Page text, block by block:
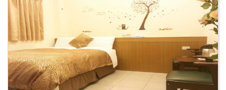
顧
客
滿
意
度
的舒適空間，
而整個環境所散發的溫馨氛圍，更是讓您有著如同在家的自
在心情，
不論您是情侶、學生團體或家族包棟出遊皆相當適合喔！